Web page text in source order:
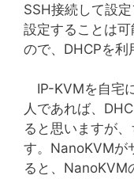
SSH接続して設
設定することは
ので、DHCPを利
IP-KVMを自宅
人であれば、
ると思いますが
す。NanoKVMが
ると、NanoKVM